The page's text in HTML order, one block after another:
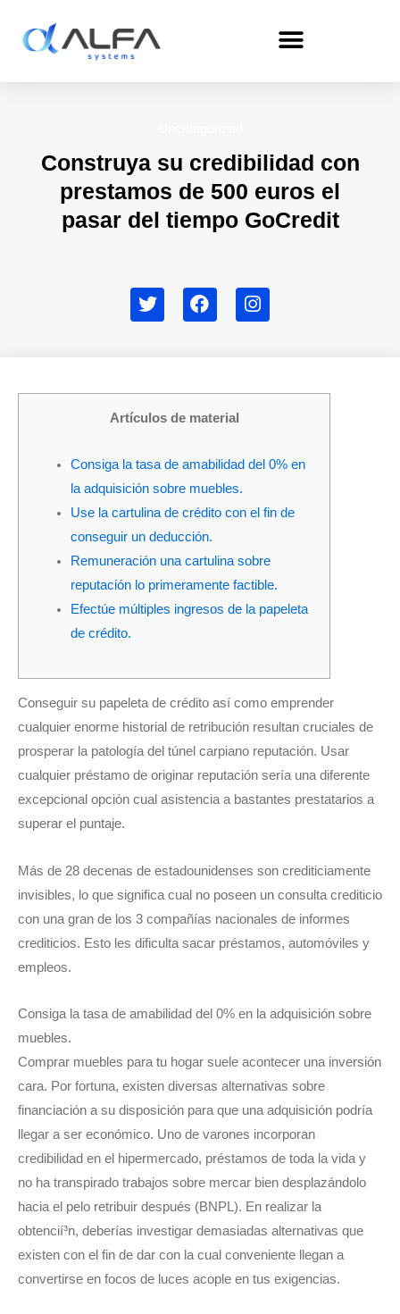
content
Construya su credibilidad con
prestamos de 500 euros el
pasar del tiempo GoCredit
T
w
e
r
F
a
o
o
k
I
n
g
Artículos de material
Consiga la tasa de amabilidad del 0% en
la adquisición sobre muebles.
Use la cartulina de crédito con el fin de
conseguir un deducción.
Remuneración una cartulina sobre
reputación lo primeramente factible.
Efectúe múltiples ingresos de la papeleta
de crédito.
Conseguir su papeleta de crédito así­ como emprender
cualquier enorme historial de retribución resultan cruciales de
prosperar la patologí­a del túnel carpiano reputación. Usar
cualquier préstamo de originar reputación serí­a una diferente
excepcional opción cual asistencia a bastantes prestatarios a
superar el puntaje.
Más de 28 decenas de estadounidenses son crediticiamente
invisibles, lo que significa cual no poseen un consulta crediticio
con una gran de los 3 compañías nacionales de informes
crediticios. Esto les dificulta sacar préstamos, automóviles y
empleos.
Consiga la tasa de amabilidad del 0% en la adquisición sobre
muebles.
Comprar muebles para tu hogar suele acontecer una inversión
cara. Por fortuna, existen diversas alternativas sobre
financiación a su disposición para que una adquisición podrí­a
llegar a ser económico. Uno de varones incorporan
credibilidad en el hipermercado, préstamos de toda la vida y
no ha transpirado trabajos sobre mercar bien desplazándolo
hacia el pelo retribuir después (BNPL). En realizar la
obtencií³n, deberías investigar demasiadas alternativas que
existen con el fin de dar con la cual conveniente llegan a
convertirse en focos de luces acople en tus exigencias.